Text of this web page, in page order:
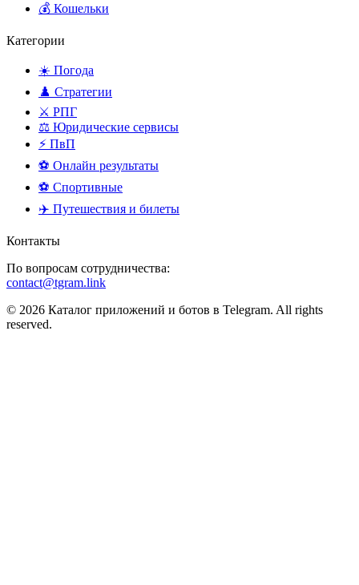
💰 Кошельки
Категории
☀️ Погода
♟️ Стратегии
⚔️ РПГ
⚖️ Юридические сервисы
⚡ ПвП
⚽ Онлайн результаты
⚽ Спортивные
✈️ Путешествия и билеты
Контакты
По вопросам сотрудничества:
contact@tgram.link
© 2026 Каталог приложений и ботов в Telegram. All rights
reserved.